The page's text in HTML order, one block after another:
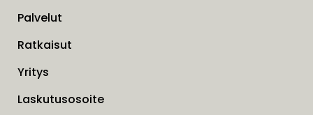
Palvelut
Ratkaisut
Yritys
Laskutusosoite